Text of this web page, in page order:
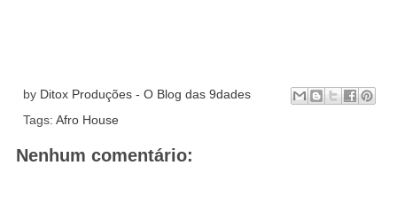
by Ditox Produções - O Blog das 9dades
Tags: Afro House
Nenhum comentário: